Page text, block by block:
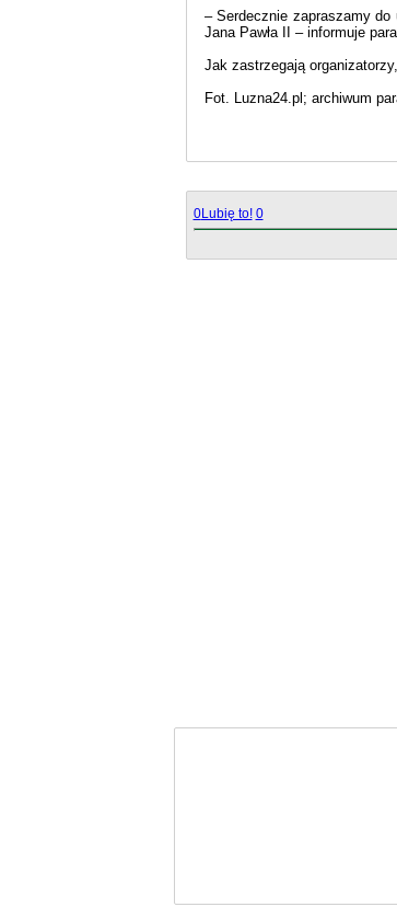
– Serdecznie zapraszamy do
Jana Pawła II – informuje
Jak zastrzegają
Fot. Luzna24.pl; archiwum
0Lubię to! 0